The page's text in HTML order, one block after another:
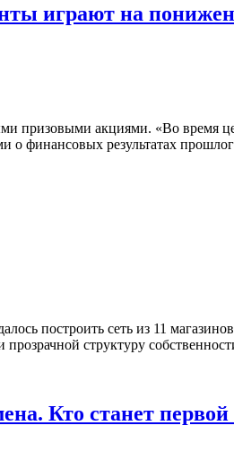
играют на
призовыми акциями. «Во
о финансовых результатах
построить сеть из 11
структуру
Кто станет